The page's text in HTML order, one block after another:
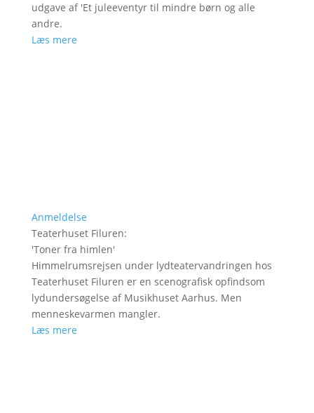
udgave af 'Et juleeventyr til mindre børn og alle
andre.
Læs mere
Anmeldelse
Teaterhuset Filuren:
'Toner fra himlen'
Himmelrumsrejsen under lydteatervandringen hos
Teaterhuset Filuren er en scenografisk opfindsom
lydundersøgelse af Musikhuset Aarhus. Men
menneskevarmen mangler.
Læs mere